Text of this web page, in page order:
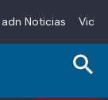
adn Noticias